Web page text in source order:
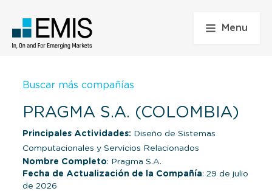
Menu
Buscar más compañías
PRAGMA S.A. (COLOMBIA)
Principales Actividades: Diseño de Sistemas
Computacionales y Servicios Relacionados
Nombre Completo: Pragma S.A.
Fecha de Actualización de la Compañía: 29 de julio
de 2026